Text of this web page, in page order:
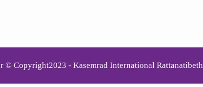
© Copyright2023 - Kasemrad International Rattanatibeth